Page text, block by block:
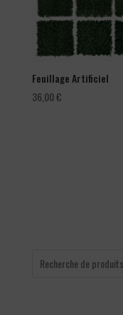
Feuillage Artificiel
36,00€